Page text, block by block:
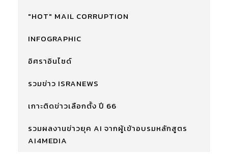
"HOT" MAIL CORRUPTION
INFOGRAPHIC
อิศราอินไซด์
รวมข่าว ISRANEWS
เกาะติดข่าวเลือกตั้ง ปี 66
รวมผลงานข่าวยุค AI จากผู้เข้าอบรมหลักสูตร
AI4MEDIA